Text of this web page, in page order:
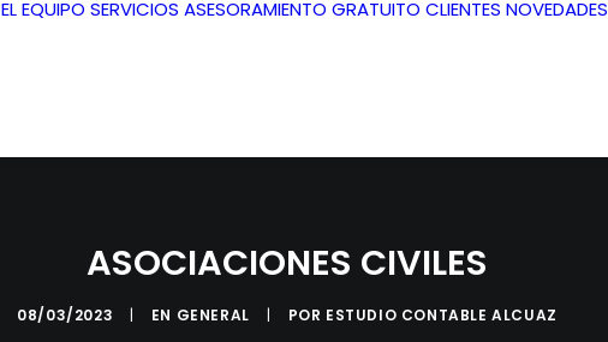
EL EQUIPO SERVICIOS ASESORAMIENTO GRATUITO CLIENTES NOVEDADES
ASOCIACIONES CIVILES
08/03/2023 | EN GENERAL | POR ESTUDIO CONTABLE ALCUAZ